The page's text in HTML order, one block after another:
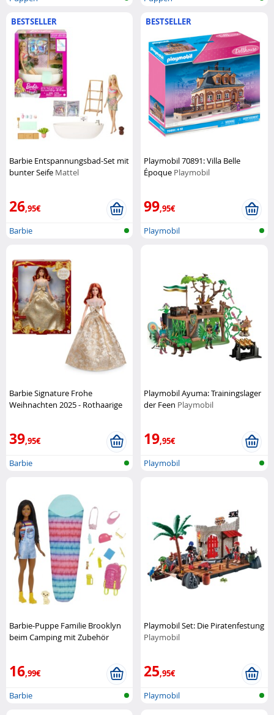
BESTSELLER
Barbie Entspannungsbad-Set mit
bunter Seife Mattel
26,95€
Barbie
BESTSELLER
Playmobil 70891: Villa Belle
Époque Playmobil
99,95€
Playmobil
Barbie Signature Frohe
Weihnachten 2025 - Rothaarige
39,95€
Barbie
Playmobil Ayuma: Trainingslager
der Feen Playmobil
19,95€
Playmobil
Barbie-Puppe Familie Brooklyn
beim Camping mit Zubehör
16,99€
Barbie
Playmobil Set: Die Piratenfestung
Playmobil
25,95€
Playmobil